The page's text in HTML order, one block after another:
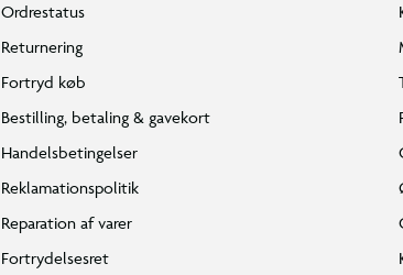
Ordrestatus
Returnering
Fortryd køb
Bestilling, betaling & gavekort
Handelsbetingelser
Reklamationspolitik
Reparation af varer
Fortrydelsesret